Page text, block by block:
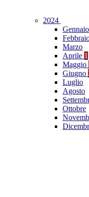
2024
Gennaio
Marzo
Aprile 1
Maggio
Giugno
Luglio
Agosto
Ottobre